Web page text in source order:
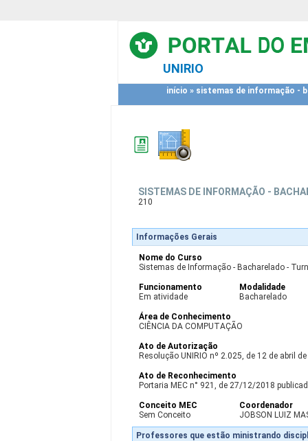
UNIRIO
início » sistemas de informação -
SISTEMAS DE INFORMAÇÃO -
210
Informações Gerais
Nome do Curso
Sistemas de Informação - Bacharelado -
Funcionamento
Em atividade
Modalidade
Bacharelado
Área de Conhecimento
CIÊNCIA DA COMPUTAÇÃO
Ato de Autorização
Resolução UNIRIO nº 2.025, de 12 de abril
Ato de Reconhecimento
Portaria MEC n° 921, de 27/12/2018
Conceito MEC
Sem Conceito
Coordenador
JOBSON LUIZ
Professores que estão ministrando